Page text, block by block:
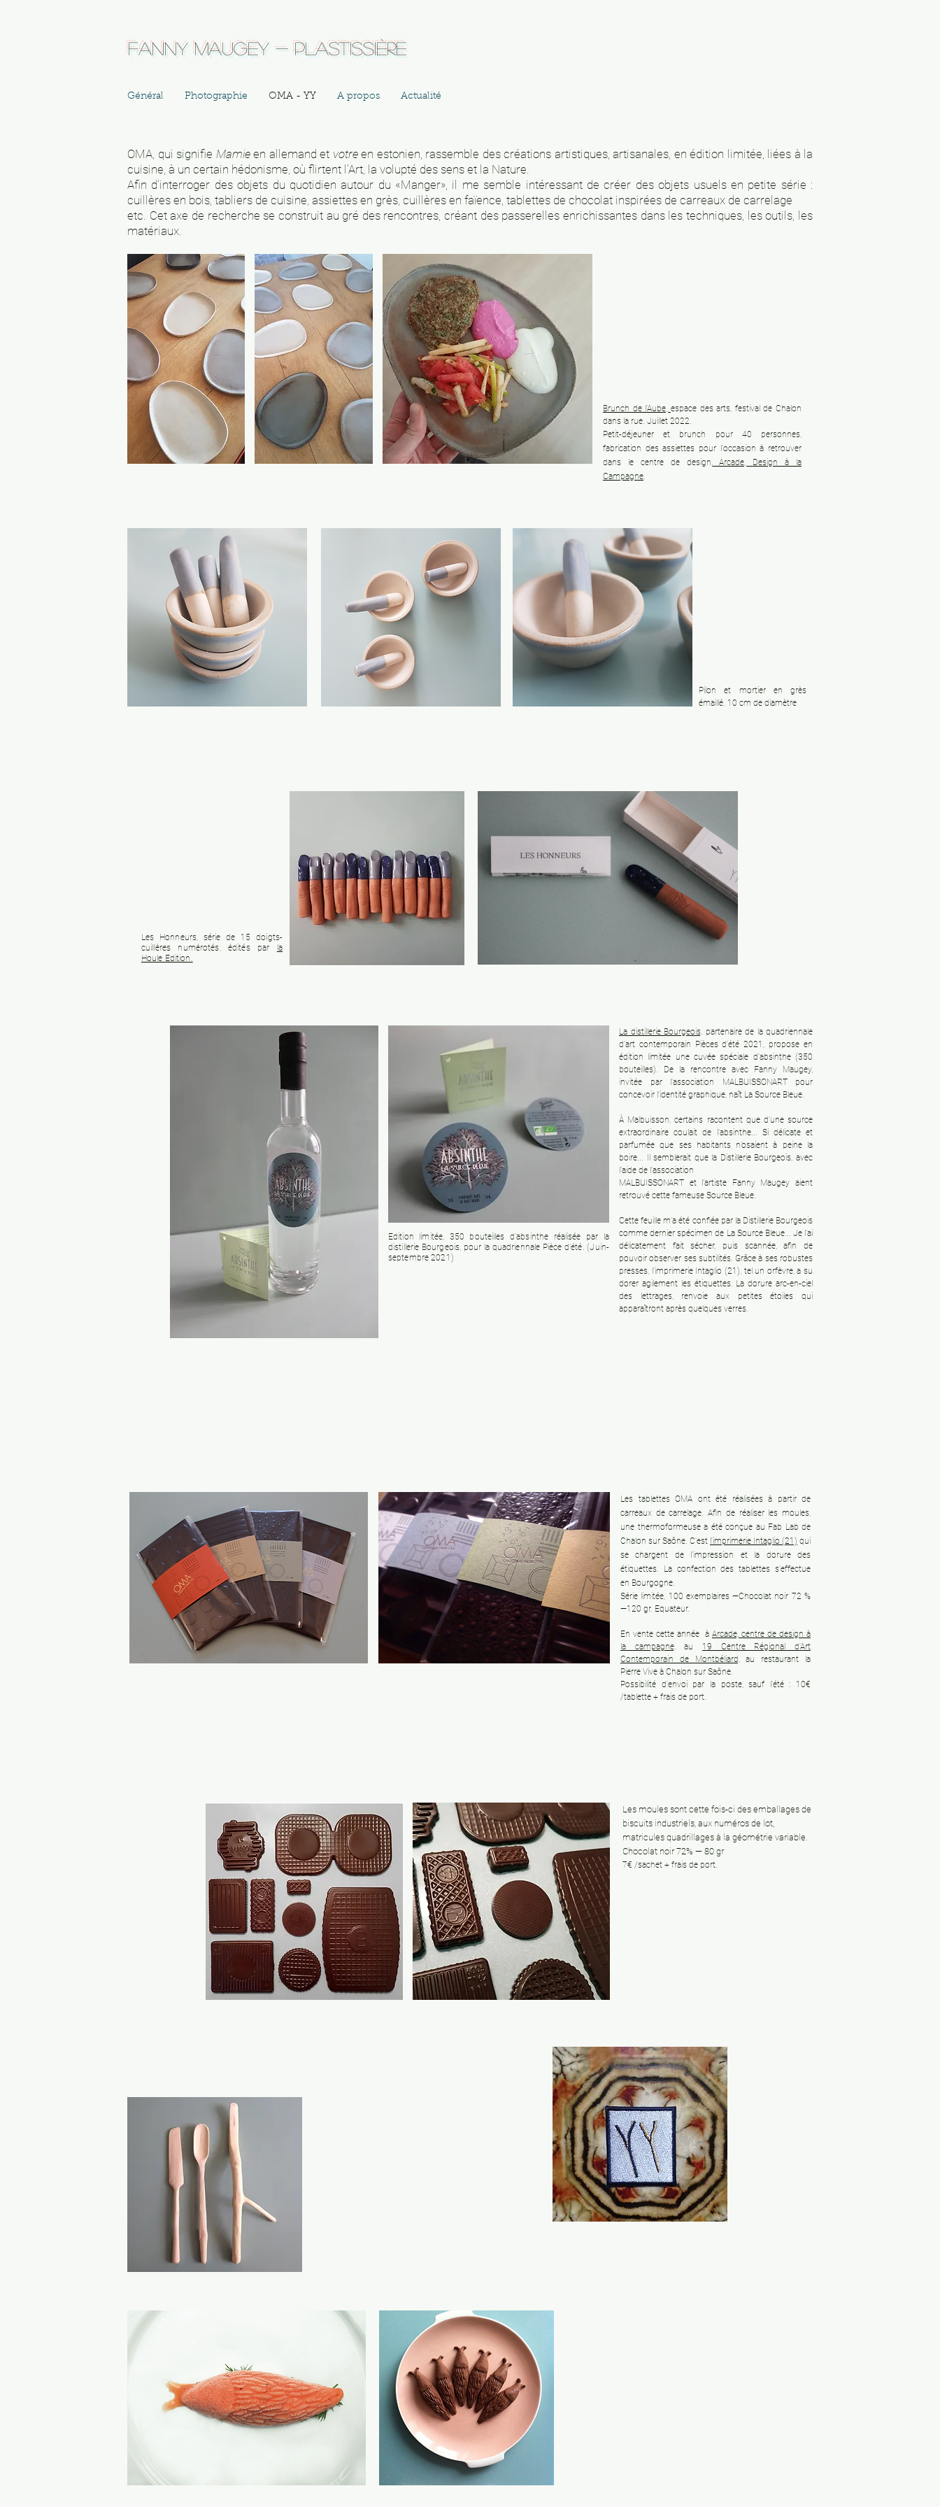
Fanny Maugey - Plastissière
Général Photographie OMA - YY A propos Actualité
OMA, qui signifie Mamieen allemand et votreen estonien, rassemble des créations artistiques, artisanales, en édition limitée, liées à la
cuisine, à un certain hédonisme, où flirtent l’Art, la volupté des sens et la Nature.
Afin d’interroger des objets du quotidien autour du «Manger», il me semble intéressant de créer des objets usuels en petite série :
cuillères en bois, tabliers de cuisine, assiettes en grès, cuillères en faïence, tablettes de chocolat inspirées de carreaux de carrelage
etc. Cet axe de recherche se construit au gré des rencontres, créant des passerelles enrichissantes dans les techniques, les outils, les
matériaux.
Brunch de l'Aube, espace des arts, festival de Chalon
dans la rue. Juillet 2022.
Petit-déjeuner et brunch pour 40 personnes,
fabrication des assiettes pour l'occasion à retrouver
dans le centre de design,Arcade, Design à la
Campagne.
Pilon et mortier en grès
émaillé. 10 cm de diamètre
Les Honneurs, série de 15 doigts-
cuillères numérotés, édités par
la
Houle Edition.
Edition limitée, 350 bouteilles d’absinthe réalisée par la
distillerie Bourgeois, pour la quadriennale Pièce d’été. (Juin-
septembre 2021)
La distillerie Bourgeois, partenaire de la quadriennale
d’art contemporain Pièces d’été 2021, propose en
édition limitée une cuvée spéciale d’absinthe (350
bouteilles). De la rencontre avec Fanny Maugey,
invitée par l’association MALBUISSONART pour
concevoir l’identité graphique, naît La Source Bleue.
À Malbuisson, certains racontent que d’une source
extraordinaire coulait de l’absinthe... Si délicate et
parfumée que ses habitants n’osaient à peine la
boire... Il semblerait que la Distillerie Bourgeois, avec
l’aide de l’association
MALBUISSONART et l’artiste Fanny Maugey aient
retrouvé cette fameuse Source Bleue.
Cette feuille m’a été confiée par la Distillerie Bourgeois
comme dernier spécimen de La Source Bleue... Je l’ai
délicatement fait sécher, puis scannée, afin de
pouvoir observer ses subtilités. Grâce à ses robustes
presses, l’imprimerie Intaglio (21), tel un orfèvre, a su
dorer agilement les étiquettes. La dorure arc-en-ciel
des lettrages, renvoie aux petites étoiles qui
apparaîtront après quelques verres.
Les tablettes OMA ont été réalisées à partir de
carreaux de carrelage. Afin de réaliser les moules,
une thermoformeuse a été conçue au Fab Lab de
Chalon sur Saône. C'est l'imprimerie Intaglio (21) qui
se chargent de l'impression et la dorure des
étiquettes. La confection des tablettes s'effectue
en Bourgogne.
Série limitée, 100 exemplaires —Chocolat noir 72 %
—120 gr. Equateur.
En vente cette année à Arcade, centre de design à
la campagne,au 19 Centre Régional d'Art
Contemporain de Montbéliard,au restaurant la
Pierre Vive à Chalon sur Saône.
Possibilité d'envoi par la poste, sauf l'été : 10€
/tablette + frais de port.
Les moules sont cette fois-ci des emballages de
biscuits industriels, aux numéros de lot,
matricules quadrillages à la géométrie variable.
Chocolat noir 72% — 80 gr
7€ /sachet + frais de port.